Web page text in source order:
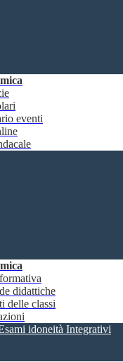
eventi
didattiche
delle classi
idoneità Integrativi